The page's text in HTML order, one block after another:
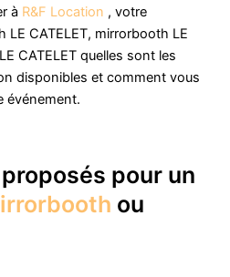
à R&F Location , votre
CATELET, mirrorbooth LE
CATELET quelles sont les
disponibles et comment vous
événement.
pour un
ou